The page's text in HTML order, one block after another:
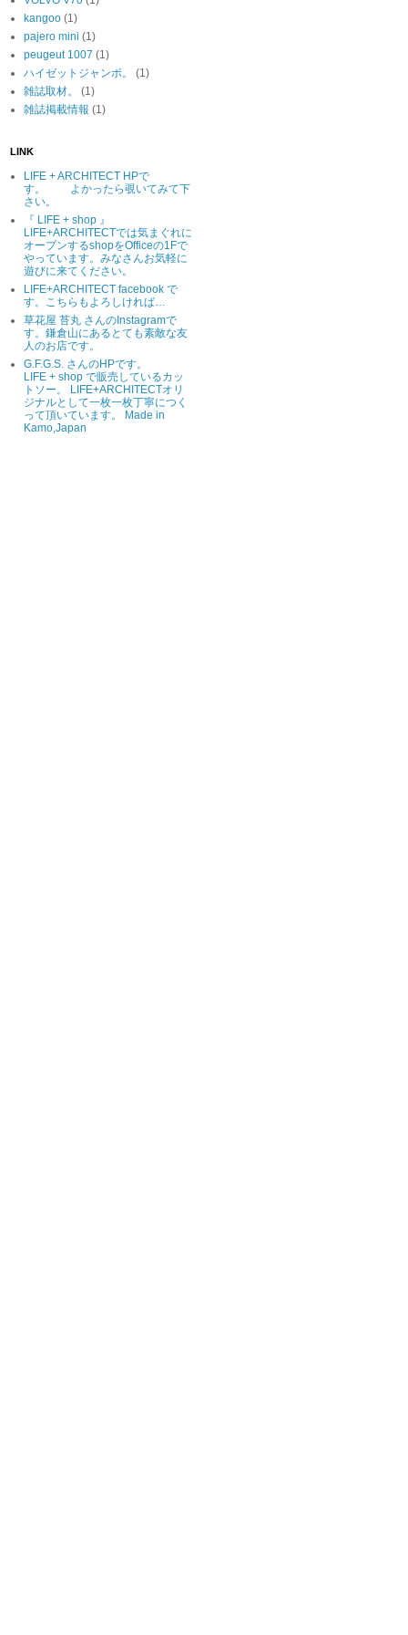
kangoo (1)
pajero mini (1)
peugeut 1007 (1)
ハイゼットジャンボ。
(1)
雑誌取材。
(1)
雑誌掲載情報 (1)
LINK
LIFE + ARCHITECT HPで
す。 よかったら覗いてみて下
さい。
『 LIFE + shop 』
LIFE+ARCHITECTでは気まぐれに
オープンするshopをOfficeの1Fで
やっています。みなさんお気軽に
遊びに来てください。
LIFE+ARCHITECT facebook で
す。こちらもよろしければ…
草花屋 苔丸 さんのInstagramで
す。鎌倉山にあるとても素敵な友
人のお店です。
G.F.G.S. さんのHPです。
LIFE + shop で販売しているカッ
トソー。 LIFE+ARCHITECTオリ
ジナルとして一枚一枚丁寧につく
って頂いています。 Made in
Kamo,Japan